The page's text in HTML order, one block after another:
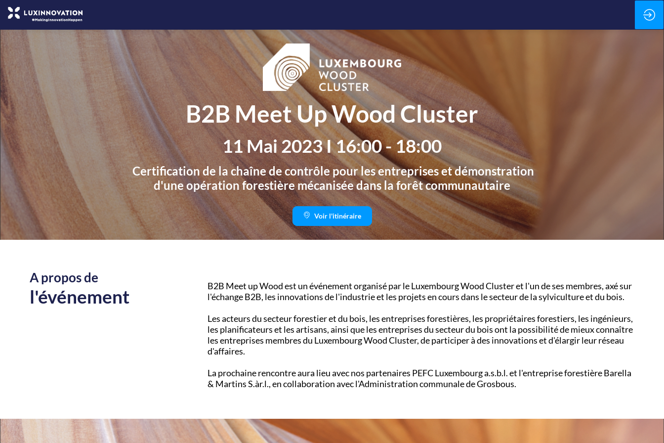
B2B Meet Up Wood Cluster
11 Mai 2023 I 16:00 - 18:00
Certification de la chaîne de contrôle pour les entreprises et démonstration
d'une opération forestière mécanisée dans la forêt communautaire
Voir l'itinéraire
A propos de
l'événement
B2B Meet up Wood est un événement organisé par le Luxembourg Wood Cluster et l'un de ses membres, axé sur
l'échange B2B, les innovations de l'industrie et les projets en cours dans le secteur de la sylviculture et du bois.
Les acteurs du secteur forestier et du bois, les entreprises forestières, les propriétaires forestiers, les ingénieurs,
les planificateurs et les artisans, ainsi que les entreprises du secteur du bois ont la possibilité de mieux connaître
les entreprises membres du Luxembourg Wood Cluster, de participer à des innovations et d'élargir leur réseau
d'affaires.
La prochaine rencontre aura lieu avec nos partenaires PEFC Luxembourg a.s.b.l. et l'entreprise forestière Barella
& Martins S.àr.l., en collaboration avec l'Administration communale de Grosbous.